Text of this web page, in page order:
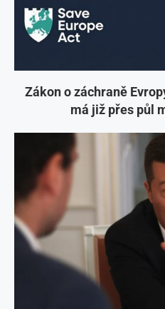
Zákon o záchraně
má již přes půl